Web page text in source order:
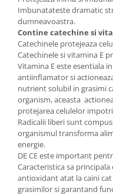
Imbunatateste dramatic
dumneavoastra.
Contine catechine si
Catechinele protejeaza
Catechinele si vitamina E
Vitamina E este esentiala
antiinflamator si
nutrient solubil in grasimi
organism, aceasta
protejarea celulelor
Radicalii liberi sunt
organismul transforma
energie.
DE CE este important
Caracteristica sa
antioxidant atat la caini
grasimilor si garantand